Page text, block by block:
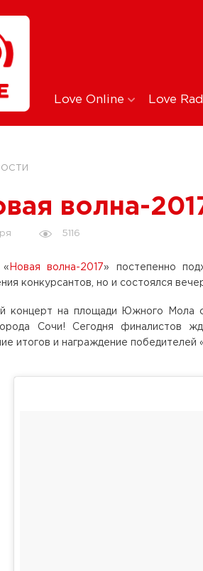
Love Online Love
волна-
5116
« Новая волна-2017» постепенно
конкурсантов, но и состоялся
концерт на площади Южного Мола
Сочи! Сегодня финалистов
итогов и награждение победителей